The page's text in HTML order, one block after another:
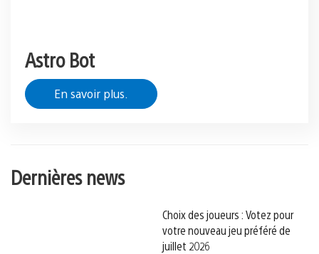
Astro Bot
En savoir plus.
Dernières news
Choix des joueurs : Votez pour
votre nouveau jeu préféré de
juillet 2026